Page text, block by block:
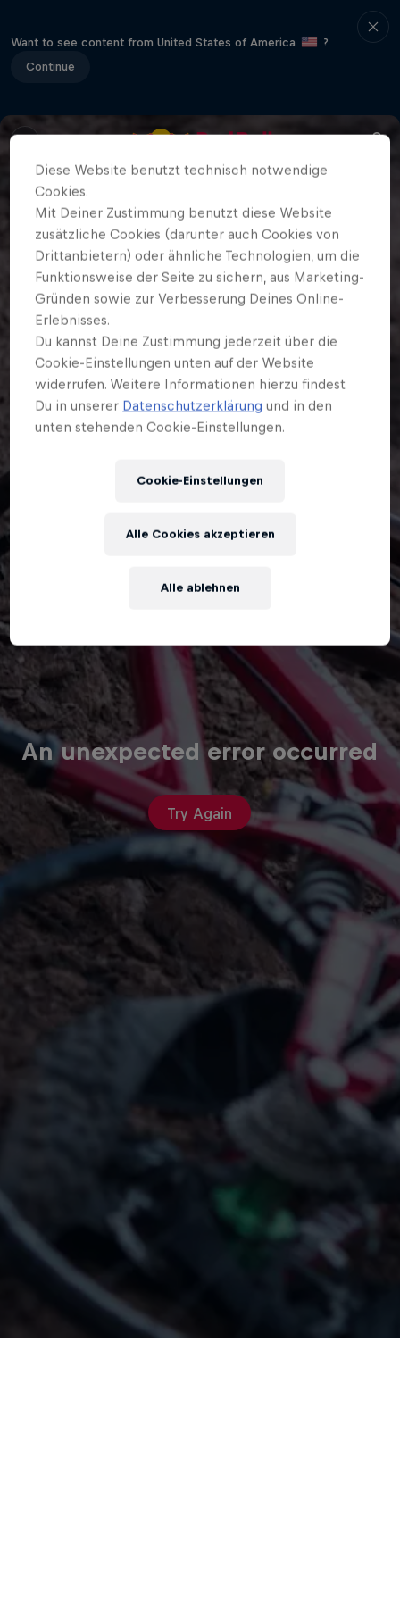
Want to see content from United States of America
?
Continue
An unexpected error occurred
Try Again
Diese Website benutzt technisch notwendige
Cookies.
Mit Deiner Zustimmung benutzt diese Website
zusätzliche Cookies (darunter auch Cookies von
Drittanbietern) oder ähnliche Technologien, um die
Funktionsweise der Seite zu sichern, aus Marketing-
Gründen sowie zur Verbesserung Deines Online-
Erlebnisses.
Du kannst Deine Zustimmung jederzeit über die
Cookie-Einstellungen unten auf der Website
widerrufen. Weitere Informationen hierzu findest
Du in unserer Datenschutzerklärung und in den
unten stehenden Cookie-Einstellungen.
Cookie-Einstellungen
Alle ablehnen
Alle Cookies akzeptieren